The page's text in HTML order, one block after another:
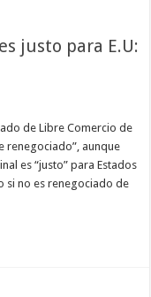
justo para E.U:
de Libre Comercio de
renegociado”, aunque
es “justo” para Estados
si no es renegociado de